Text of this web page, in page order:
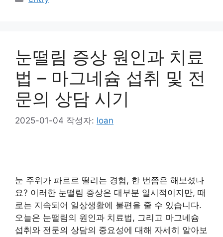
눈떨림 증상 원인과 치료
법 – 마그네슘 섭취 및 전
문의 상담 시기
2025-01-04 작성자: loan
눈 주위가 파르르 떨리는 경험, 한 번쯤은 해보셨나
요? 이러한 눈떨림 증상은 대부분 일시적이지만, 때
로는 지속되어 일상생활에 불편을 줄 수 있습니다.
오늘은 눈떨림의 원인과 치료법, 그리고 마그네슘
섭취와 전문의 상담의 중요성에 대해 자세히 알아보